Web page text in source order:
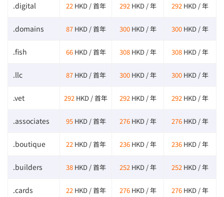
.digital 22 HKD / 首年 292 HKD / 年 292 HKD / 年
.domains 87 HKD / 首年 300 HKD / 年 300 HKD / 年
.fish 66 HKD / 首年 308 HKD / 年 308 HKD / 年
.llc 87 HKD / 首年 300 HKD / 年 300 HKD / 年
.vet 292 HKD / 首年 292 HKD / 年 292 HKD / 年
.associates 95 HKD / 首年 276 HKD / 年 276 HKD / 年
.boutique 22 HKD / 首年 236 HKD / 年 236 HKD / 年
.builders 38 HKD / 首年 252 HKD / 年 252 HKD / 年
.cards 22 HKD / 首年 276 HKD / 年 276 HKD / 年